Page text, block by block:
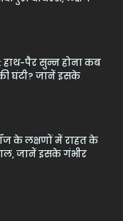
हाथ-पैर सुन्न होना कब
घंटी? जानें इसके
के लक्षणों में राहत के
जानें इसके गंभीर